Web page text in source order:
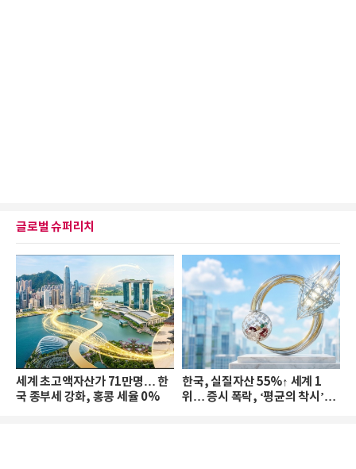
글로벌 슈퍼리치
세계 초고액자산가 71만명… 한
국 종부세 강화, 홍콩 세율 0%
한국, 실질자산 55%↑ 세계 1
위… 증시 폭락, ‘평균의 착시’와